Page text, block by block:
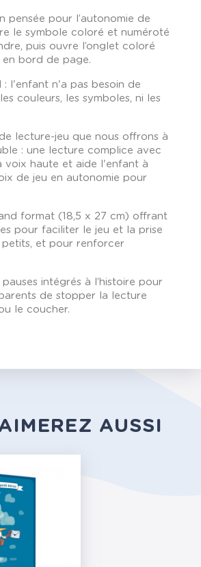
pensée pour l’autonomie de
le symbole coloré et numéroté
puis ouvre l’onglet coloré
bord de page.
: l'enfant n'a pas besoin de
couleurs, les symboles, ni les
lecture-jeu que nous offrons à
: une lecture complice avec
voix haute et aide l'enfant à
de jeu en autonomie pour
format (18,5 x 27 cm) offrant
pour faciliter le jeu et la prise
petits, et pour renforcer
intégrés à l’histoire pour
de stopper la lecture
le coucher.
AUSSI